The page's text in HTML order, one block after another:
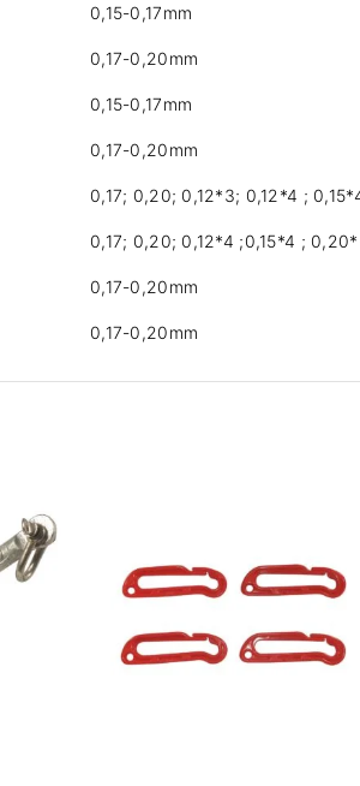
6
m
k
g
s
0,15-0,17mm
0,17-0,20mm
0,15-0,17mm
0,17-0,20mm
0,17; 0,20; 0,12*3; 0,12*4 ;
0,17; 0,20; 0,12*4 ;0,15*4 ;
0,17-0,20mm
0,17-0,20mm